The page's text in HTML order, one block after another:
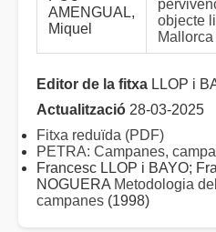
AMENGUAL,
Miquel
objecte
Mallorca
Editor de la fitxa LLOP i
Actualització 28-03-2025
Fitxa reduïda (PDF)
PETRA: Campanes,
Francesc LLOP i BAYO;
NOGUERA Metodologia
campanes (1998)